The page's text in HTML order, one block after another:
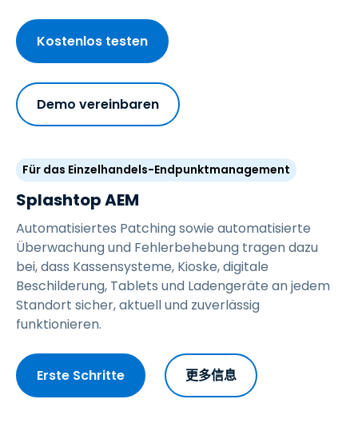
Kostenlos testen
Demo vereinbaren
Für das Einzelhandels-Endpunktmanagement
Splashtop AEM
Automatisiertes Patching sowie automatisierte
Überwachung und Fehlerbehebung tragen dazu
bei, dass Kassensysteme, Kioske, digitale
Beschilderung, Tablets und Ladengeräte an jedem
Standort sicher, aktuell und zuverlässig
funktionieren.
Erste Schritte 更多信息